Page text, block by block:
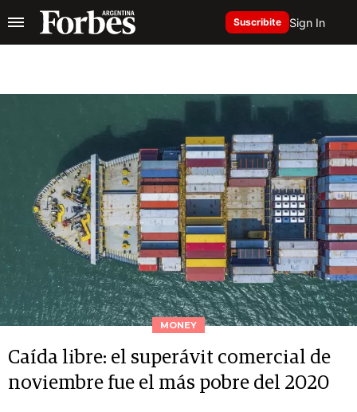
Suscribite Sign In
MONEY
Caída libre: el superávit comercial de
noviembre fue el más pobre del 2020